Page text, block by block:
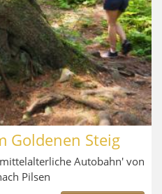
Goldenen Steig
Autobahn' von
Pilsen